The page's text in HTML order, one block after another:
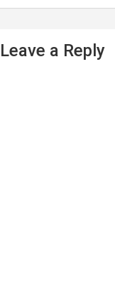
Leave a Reply